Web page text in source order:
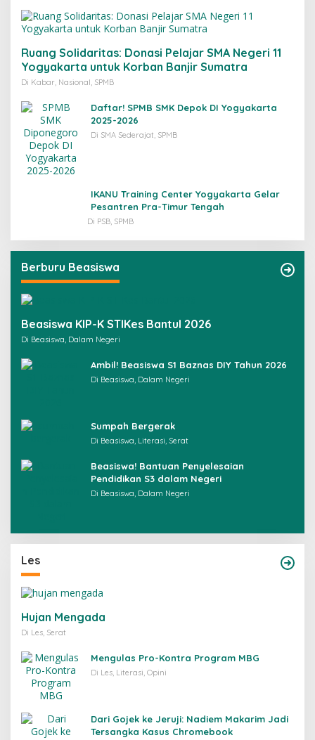
Ruang Solidaritas: Donasi Pelajar SMA Negeri 11
Yogyakarta untuk Korban Banjir Sumatra
Di Kabar, Nasional, SPMB
Daftar! SPMB SMK Depok DI Yogyakarta
2025-2026
Di SMA Sederajat, SPMB
IKANU Training Center Yogyakarta Gelar
Pesantren Pra-Timur Tengah
Di PSB, SPMB
Berburu Beasiswa
Beasiswa KIP-K STIKes Bantul 2026
Di Beasiswa, Dalam Negeri
Ambil! Beasiswa S1 Baznas DIY Tahun 2026
Di Beasiswa, Dalam Negeri
Sumpah Bergerak
Di Beasiswa, Literasi, Serat
Beasiswa! Bantuan Penyelesaian
Pendidikan S3 dalam Negeri
Di Beasiswa, Dalam Negeri
Les
Hujan Mengada
Di Les, Serat
Mengulas Pro-Kontra Program MBG
Di Les, Literasi, Opini
Dari Gojek ke Jeruji: Nadiem Makarim Jadi
Tersangka Kasus Chromebook